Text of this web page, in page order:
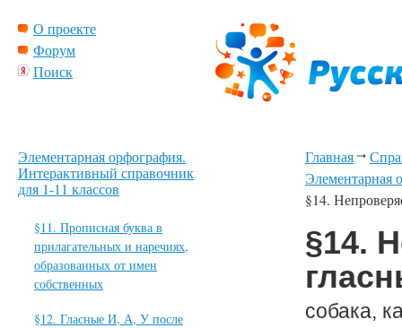
О проекте
Форум
Поиск
Главная
Элементарная
§14.
§14.
собака,
Элементарная орфография.
Интерактивный справочник
для 1-11 классов
§11. Прописная буква в
прилагательных и наречиях,
образованных от имен
собственных
§12. Гласные И, А, У после